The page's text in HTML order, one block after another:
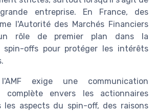
entreprise. En France, des
l'Autorité des Marchés Financiers
rôle de premier plan dans la
spin-offs pour protéger les intérêts
exige une communication
complète envers les actionnaires
les aspects du spin-off, des raisons